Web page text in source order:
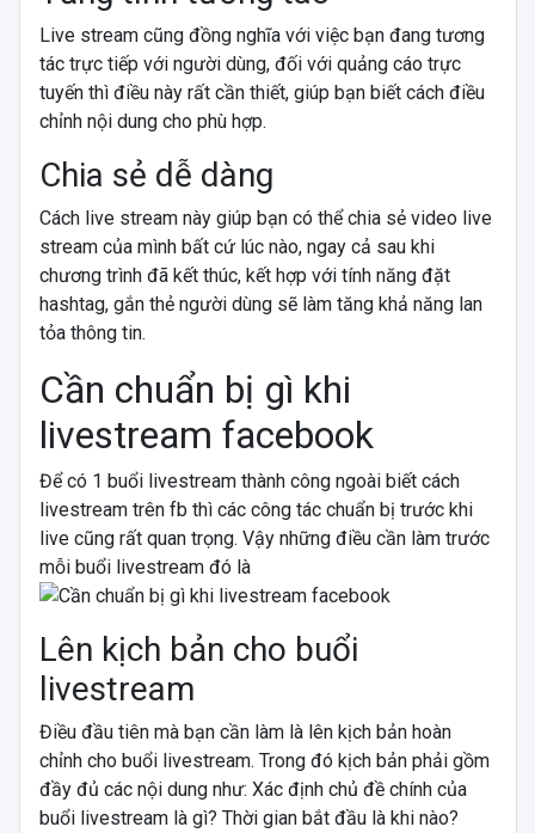
Live stream cũng đồng nghĩa với việc bạn đang tương
tác trực tiếp với người dùng, đối với quảng cáo trực
tuyến thì điều này rất cần thiết, giúp bạn biết cách điều
chỉnh nội dung cho phù hợp.
Chia sẻ dễ dàng
Cách live stream này giúp bạn có thể chia sẻ video live
stream của mình bất cứ lúc nào, ngay cả sau khi
chương trình đã kết thúc, kết hợp với tính năng đặt
hashtag, gắn thẻ người dùng sẽ làm tăng khả năng lan
tỏa thông tin.
Cần chuẩn bị gì khi
livestream facebook
Để có 1 buổi livestream thành công ngoài biết cách
livestream trên fb thì các công tác chuẩn bị trước khi
live cũng rất quan trọng. Vậy những điều cần làm trước
mỗi buổi livestream đó là
Lên kịch bản cho buổi
livestream
Điều đầu tiên mà bạn cần làm là lên kịch bản hoàn
chỉnh cho buổi livestream. Trong đó kịch bản phải gồm
đầy đủ các nội dung như: Xác định chủ đề chính của
buổi livestream là gì? Thời gian bắt đầu là khi nào?